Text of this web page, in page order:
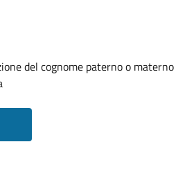
del cognome paterno o materno